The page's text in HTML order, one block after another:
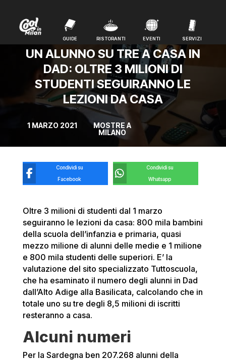
GUIDE RISTORANTI EVENTI SERVIZI
GUIDE RISTORANTI EVENTI SERVIZI
UN ALUNNO SU TRE A CASA IN
DAD: OLTRE 3 MILIONI DI
STUDENTI SEGUIRANNO LE
LEZIONI DA CASA
1 MARZO 2021
MOSTRE A
MILANO
Condividi su
Facebook
Condividi su
Whatsapp
Oltre 3 milioni di studenti dal 1 marzo
seguiranno le lezioni da casa: 800 mila bambini
della scuola dell’infanzia e primaria, quasi
mezzo milione di alunni delle medie e 1 milione
e 800 mila studenti delle superiori. E’ la
valutazione del sito specializzato Tuttoscuola,
che ha esaminato il numero degli alunni in Dad
dall’Alto Adige alla Basilicata, calcolando che in
totale uno su tre degli 8,5 milioni di iscritti
resteranno a casa.
Alcuni numeri
Per la Sardegna ben 207.268 alunni della